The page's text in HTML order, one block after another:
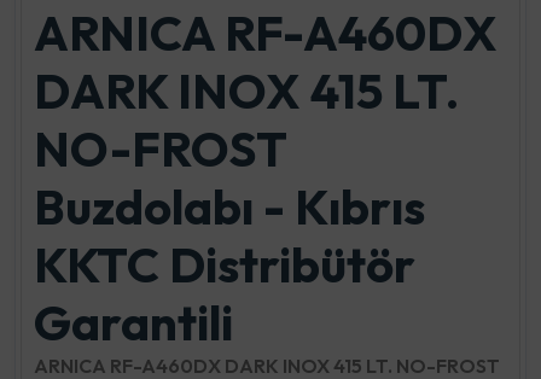
ARNICA RF-A460DX
DARK INOX 415 LT.
NO-FROST
Buzdolabı - Kıbrıs
KKTC Distribütör
Garantili
ARNICA RF-A460DX DARK INOX 415 LT. NO-FROST